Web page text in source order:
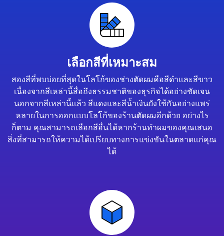
เลือกสีที่เหมาะสม
สองสีที่พบบ่อยที่สุดในโลโก้ของช่างตัดผมคือสีดำและสีขาว
เนื่องจากสีเหล่านี้สื่อถึงธรรมชาติของธุรกิจได้อย่างชัดเจน
นอกจากสีเหล่านี้แล้ว สีแดงและสีน้ำเงินยังใช้กันอย่างแพร่
หลายในการออกแบบโลโก้ของร้านตัดผมอีกด้วย อย่างไร
ก็ตาม คุณสามารถเลือกสีอื่นได้หากร้านทำผมของคุณเสนอ
สิ่งที่สามารถให้ความได้เปรียบทางการแข่งขันในตลาดแก่คุณ
ได้